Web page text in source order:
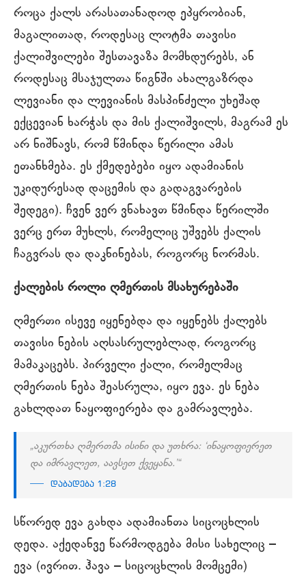
როცა ქალს არასათანადოდ ეპყრობიან,
მაგალითად, როდესაც ლოტმა თავისი
ქალიშვილები შესთავაზა მომხდურებს, ან
როდესაც მსაჯულთა წიგნში ახალგაზრდა
ლევიანი და ლევიანის მასპინძელი უხეშად
ექცევიან ხარჭას და მის ქალიშვილს, მაგრამ ეს
არ ნიშნავს, რომ წმინდა წერილი ამას
ეთანხმება. ეს ქმედებები იყო ადამიანის
უკიდურესად დაცემის და გადაგვარების
შედეგი). ჩვენ ვერ ვნახავთ წმინდა წერილში
ვერც ერთ მუხლს, რომელიც უშვებს ქალის
ჩაგვრას და დაკნინებას, როგორც ნორმას.
ქალების როლი ღმერთის მსახურებაში
ღმერთი ისევე იყენებდა და იყენებს ქალებს
თავისი ნების აღსასრულებლად, როგორც
მამაკაცებს. პირველი ქალი, რომელმაც
ღმერთის ნება შეასრულა, იყო ევა. ეს ნება
გახლდათ ნაყოფიერება და გამრავლება.
„აკურთხა ღმერთმა ისინი და უთხრა: ‘ინაყოფიერეთ
და იმრავლეთ, აავსეთ ქვეყანა.’“
დაბადება 1:28
სწორედ ევა გახდა ადამიანთა სიცოცხლის
დედა. აქედანვე წარმოდგება მისი სახელიც –
ევა (ივრით. ჰავა – სიცოცხლის მომცემი)